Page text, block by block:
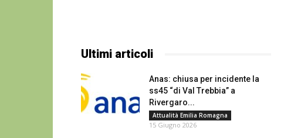
Ultimi articoli
Anas: chiusa per incidente la
ss45 “di Val Trebbia” a
Rivergaro...
Attualità Emilia Romagna
15 Giugno 2026